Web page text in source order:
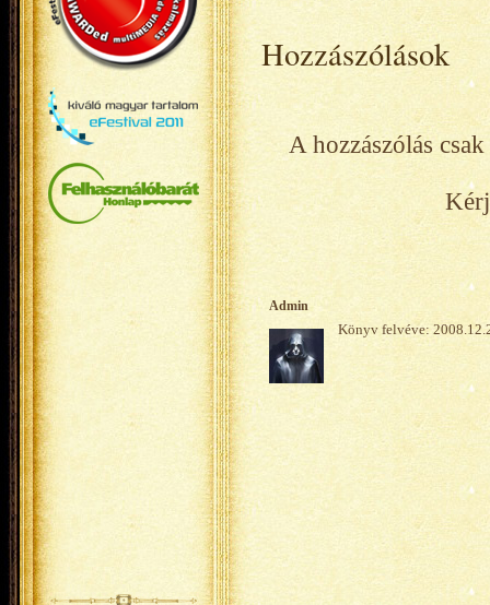
Hozzászólások
A hozzászólás
Admin
Könyv felvéve: